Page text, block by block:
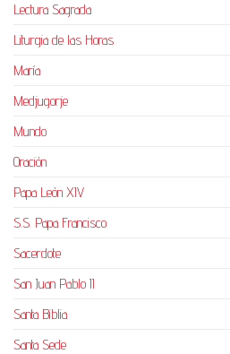
Lectura Sagrada
Liturgia de las Horas
María
Medjugorje
Mundo
Oración
Papa León XIV
S.S. Papa Francisco
Sacerdote
San Juan Pablo II
Santa Biblia
Santa Sede